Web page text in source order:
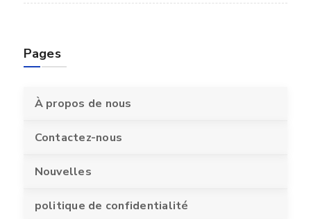
Pages
À propos de nous
Contactez-nous
Nouvelles
politique de confidentialité